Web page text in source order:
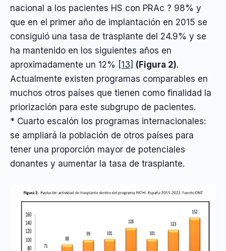
nacional a los pacientes HS con PRAc ? 98% y
que en el primer año de implantación en 2015 se
consiguió una tasa de trasplante del 24.9% y se
ha mantenido en los siguientes años en
aproximadamente un 12% [13] (Figura 2).
Actualmente existen programas comparables en
muchos otros países que tienen como finalidad la
priorización para este subgrupo de pacientes.
* Cuarto escalón los programas internacionales:
se ampliará la población de otros países para
tener una proporción mayor de potenciales
donantes y aumentar la tasa de trasplante.